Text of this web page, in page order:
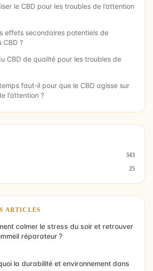
le CBD pour les troubles de l’attention
effets secondaires potentiels de
CBD ?
CBD de qualité pour les troubles de
faut-il pour que le CBD agisse sur
l’attention ?
343
25
ARTICLES
calmer le stress du soir et retrouver
réparateur ?
la durabilité et environnement dans